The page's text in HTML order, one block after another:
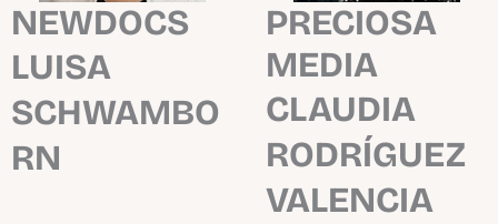
NEWDOCS
LUISA
SCHWAMBO
RN
PRECIOSA
MEDIA
CLAUDIA
RODRÍGUEZ
VALENCIA